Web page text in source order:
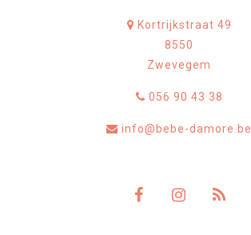
Kortrijkstraat 49
8550
Zwevegem
056 90 43 38
info@bebe-damore.be